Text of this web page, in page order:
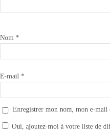
Nom *
E-mail *
Enregistrer mon nom, mon e-mail
Oui, ajoutez-moi à votre liste de